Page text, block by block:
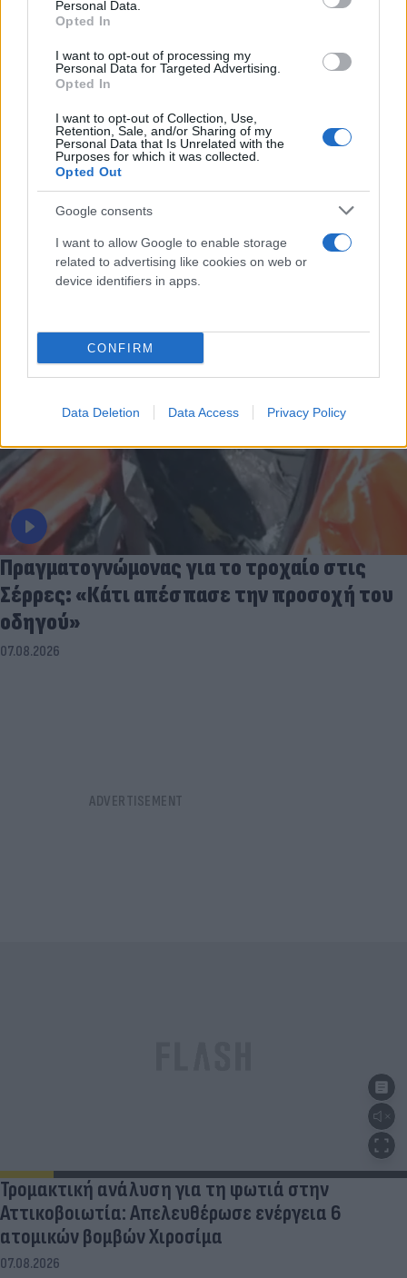
Personal Data.
Opted In
I want to opt-out of processing my
Personal Data for Targeted Advertising.
Opted In
I want to opt-out of Collection, Use,
Retention, Sale, and/or Sharing of my
Personal Data that Is Unrelated with the
Purposes for which it was collected.
Opted Out
Google consents
I want to allow Google to enable storage
related to advertising like cookies on web or
device identifiers in apps.
CONFIRM
Data Deletion Data Access Privacy Policy
FLASH FOCUS
Πραγματογνώμονας για το τροχαίο στις
Σέρρες: «Κάτι απέσπασε την προσοχή του
οδηγού»
07.08.2026
Τρομακτική ανάλυση για τη φωτιά στην
Αττικοβοιωτία: Απελευθέρωσε ενέργεια 6
ατομικών βομβών Χιροσίμα
07.08.2026